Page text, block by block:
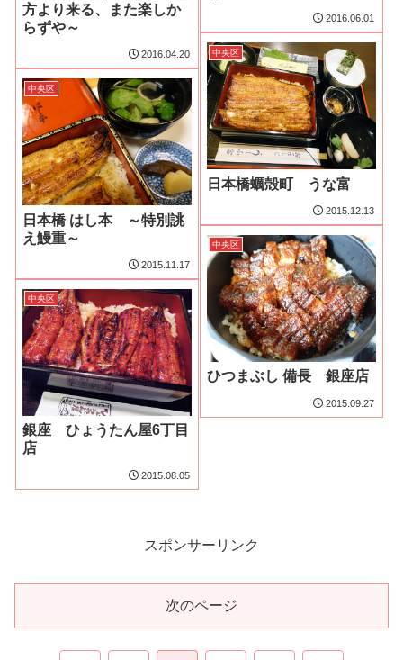
2016.06.01
方より来る、また楽しか
らずや～
2016.04.20 中央区
日本橋蠣殻町 うな富
2015.12.13
中央区
日本橋 はし本 ～特別誂
え鰻重～
2015.11.17
中央区
ひつまぶし 備長 銀座店
2015.09.27
中央区
銀座 ひょうたん屋6丁目
店
2015.08.05
スポンサーリンク
次のページ